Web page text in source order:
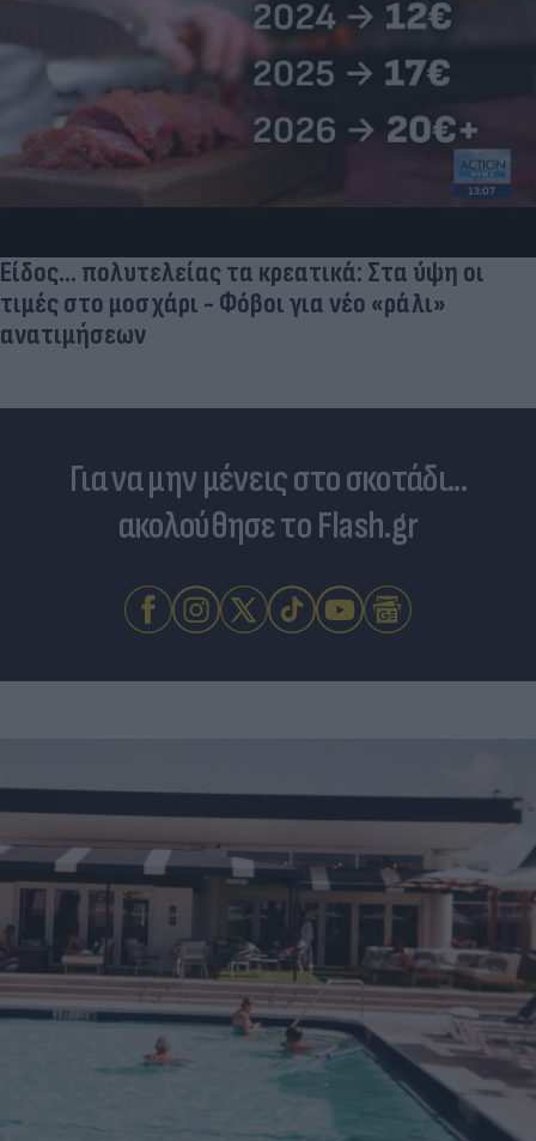
Γιατί οι Έλληνες γελάσαμε πολύ με τη νέα
φανέλα του Σαλάχ (αλλά δεν είναι, προφανώς,
αυτό που νομίζουμε)
Για να μην μένεις στο σκοτάδι...
ακολούθησε το Flash.gr